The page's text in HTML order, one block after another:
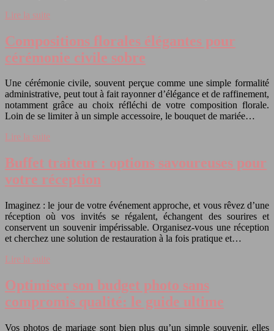
Lire la suite
Compositions florales élégantes pour
cérémonie civile sobre
Une cérémonie civile, souvent perçue comme une simple formalité
administrative, peut tout à fait rayonner d’élégance et de raffinement,
notamment grâce au choix réfléchi de votre composition florale.
Loin de se limiter à un simple accessoire, le bouquet de mariée…
Lire la suite
Buffet traiteur : options savoureuses pour
votre réception
Imaginez : le jour de votre événement approche, et vous rêvez d’une
réception où vos invités se régalent, échangent des sourires et
conservent un souvenir impérissable. Organisez-vous une réception
et cherchez une solution de restauration à la fois pratique et…
Lire la suite
Optimiser son budget photo sans
compromis qualité: le guide ultime
Vos photos de mariage sont bien plus qu’un simple souvenir, elles